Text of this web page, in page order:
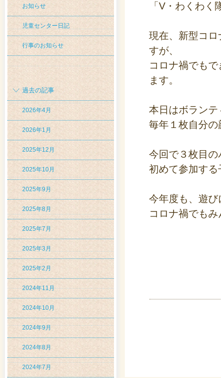
お知らせ
児童センター日記
行事のお知らせ
過去の記事
2026年4月
2026年1月
2025年12月
2025年10月
2025年9月
2025年8月
2025年7月
2025年3月
2025年2月
2024年11月
2024年10月
2024年9月
2024年8月
2024年7月
「V・わくわ
現在、新型コ
すが、
コロナ禍でも
ます。
本日はボラン
毎年１枚自分
今回で３枚目
初めて参加す
今年度も、遊
コロナ禍でも